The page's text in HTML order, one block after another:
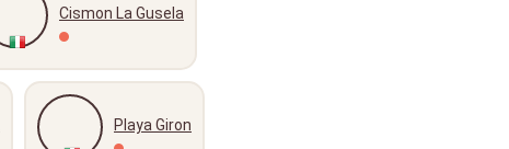
Cismon La Gusela
Playa Giron